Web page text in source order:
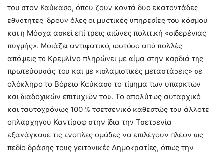
του στον Καύκασο, όπου ζουν κοντά δυο εκατοντάδες
εθνότητες, δρουν όλες οι μυστικές υπηρεσίες του κόσμου
και η Μόσχα ασκεί επί τρεις αιώνες πολιτική «σιδερένιας
πυγμής». Μοιάζει αντιφατικό, ωστόσο από πολλές
απόψεις το Κρεμλίνο πληρώνει με αίμα στην καρδιά της
πρωτεύουσάς του και με «ισλαμιστικές μεταστάσεις» σε
ολόκληρο το Βόρειο Καύκασο το τίμημα των υπαρκτών
και διαδοχικών επιτυχιών του. Το απολύτως αυταρχικό
και ταυτοχρόνως 100 % τσετσενικό καθεστώς του άλλοτε
οπλαρχηγού Καντίροφ στην ίδια την Τσετσενία
εξανάγκασε τις ένοπλες ομάδες να επιλέγουν πλέον ως
πεδίο δράσης τους γειτονικές Δημοκρατίες, όπως την